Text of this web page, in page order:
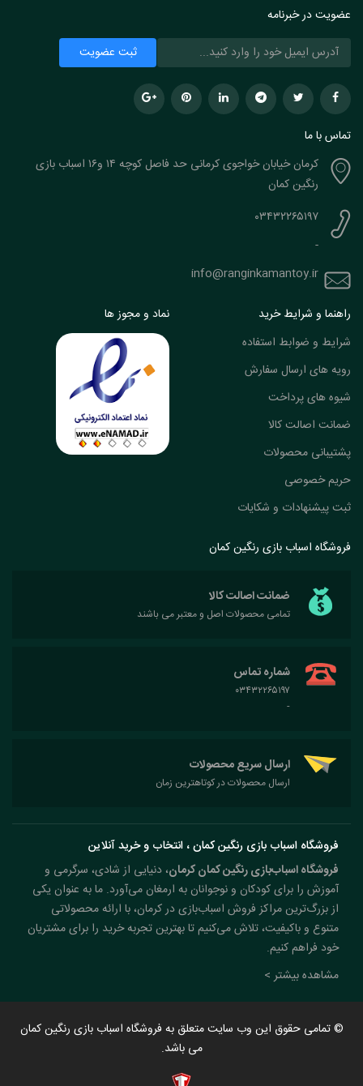
عضویت در خبرنامه
تماس با ما
کرمان خیابان خواجوی کرمانی حد فاصل کوچه ۱۴ و۱۶ اسباب بازی
رنگین کمان
۰۳۴۳۲۲۶۵۱۹۷
-
info@ranginkamantoy.ir
راهنما و شرایط خرید
شرایط و ضوابط استفاده
رویه های ارسال سفارش
شیوه های پرداخت
ضمانت اصالت کالا
پشتیبانی محصولات
حریم خصوصی
ثبت پیشنهادات و شکایات
نماد و مجوز ها
فروشگاه اسباب بازی رنگین کمان
ضمانت اصالت کالا
تمامی محصولات اصل و معتبر می باشند
شماره تماس
۰۳۴۳۲۲۶۵۱۹۷
-
ارسال سریع محصولات
ارسال محصولات در کوتاهترین زمان
فروشگاه اسباب بازی رنگین کمان ، انتخاب و خرید آنلاین
فروشگاه اسباب‌بازی رنگین کمان کرمان، دنیایی از شادی، سرگرمی و
آموزش را برای کودکان و نوجوانان به ارمغان می‌آورد. ما به عنوان یکی
از بزرگ‌ترین مراکز فروش اسباب‌بازی در کرمان، با ارائه محصولاتی
متنوع و باکیفیت، تلاش می‌کنیم تا بهترین تجربه خرید را برای مشتریان
خود فراهم کنیم.
مشاهده بیشتر >
© تمامی حقوق این وب سایت متعلق به فروشگاه اسباب بازی رنگین کمان
می باشد.